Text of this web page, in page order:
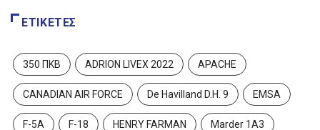
ΕΤΙΚΈΤΕΣ
350 ΠΚΒ ADRION LIVEX 2022 APACHE
CANADIAN AIR FORCE De Havilland D.H. 9 EMSA
F-5A F-18 HENRY FARMAN Marder 1A3